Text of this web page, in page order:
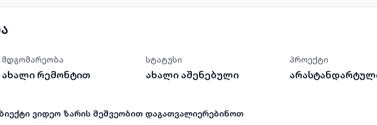
მდგომარეობა
ახალი რემონტით
სტატუსი
ახალი აშენებული
პროექტი
ვიდეო ზარის მეშვეობით დაგათვალიერებინოთ